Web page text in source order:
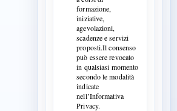
formazione,
iniziative,
agevolazioni,
scadenze e servizi
proposti.Il consenso
può essere revocato
in qualsiasi momento
secondo le modalità
indicate
nell’Informativa
Privacy.